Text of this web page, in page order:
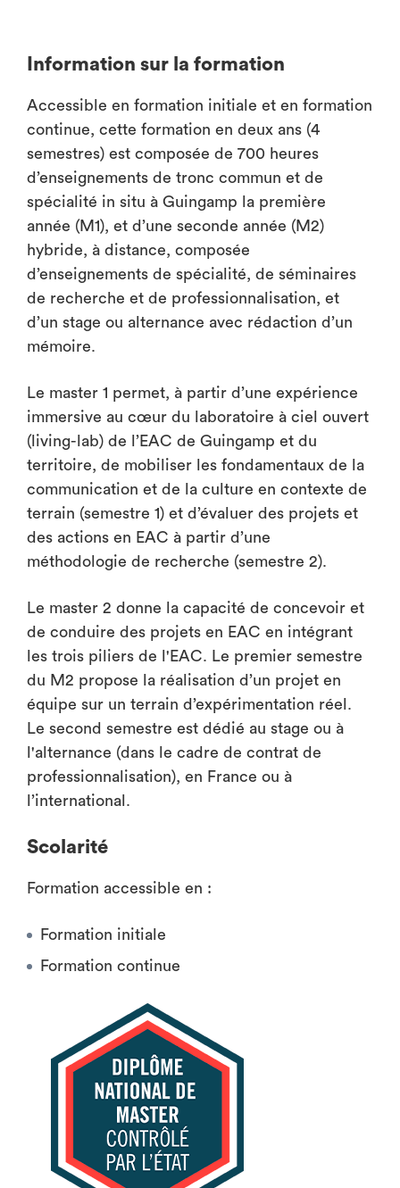
Information sur la formation
Accessible en formation initiale et en formation
continue, cette formation en deux ans (4
semestres) est composée de 700 heures
d’enseignements de tronc commun et de
spécialité in situ à Guingamp la première
année (M1), et d’une seconde année (M2)
hybride, à distance, composée
d’enseignements de spécialité, de séminaires
de recherche et de professionnalisation, et
d’un stage ou alternance avec rédaction d’un
mémoire.
Le master 1 permet, à partir d’une expérience
immersive au cœur du laboratoire à ciel ouvert
(living-lab) de l’EAC de Guingamp et du
territoire, de mobiliser les fondamentaux de la
communication et de la culture en contexte de
terrain (semestre 1) et d’évaluer des projets et
des actions en EAC à partir d’une
méthodologie de recherche (semestre 2).
Le master 2 donne la capacité de concevoir et
de conduire des projets en EAC en intégrant
les trois piliers de l'EAC. Le premier semestre
du M2 propose la réalisation d’un projet en
équipe sur un terrain d’expérimentation réel.
Le second semestre est dédié au stage ou à
l'alternance (dans le cadre de contrat de
professionnalisation), en France ou à
l’international.
Scolarité
Formation accessible en :
Formation initiale
Formation continue